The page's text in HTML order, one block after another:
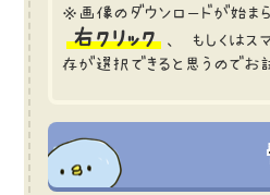
※画像のダウンロードが始ま
右クリック 、 もしくはス
存が選択できると思うのでお